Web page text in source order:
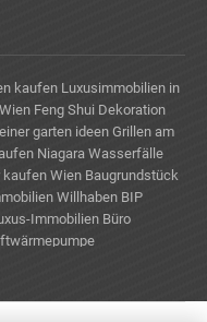
kaufen Luxusimmobilien in
Feng Shui Dekoration
garten ideen Grillen am
Niagara Wasserfälle
kaufen Wien Baugrundstück
Willhaben BIP
Immobilien Büro